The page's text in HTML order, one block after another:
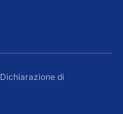
Dichiarazione di